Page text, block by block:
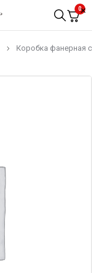
0
Коробка фанерная с